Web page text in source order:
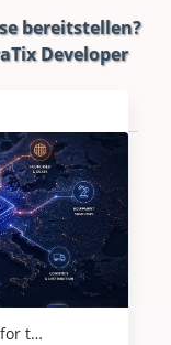
bereitstellen?
Developer
t…